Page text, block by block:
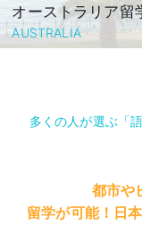
オーストラリア留
AUSTRALIA
多くの人が選ぶ「
都市や
留学が可能！ 日